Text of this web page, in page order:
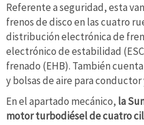
Referente a seguridad, esta
frenos de disco en las cuatro
distribución electrónica de
electrónico de estabilidad
frenado (EHB). También
y bolsas de aire para
En el apartado mecánico, la
motor turbodiésel de cuatro